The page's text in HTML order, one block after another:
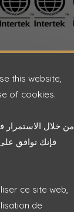
this website,
of cookies.
من خلال الاستمرار
فإنك توافق
ce site web,
de